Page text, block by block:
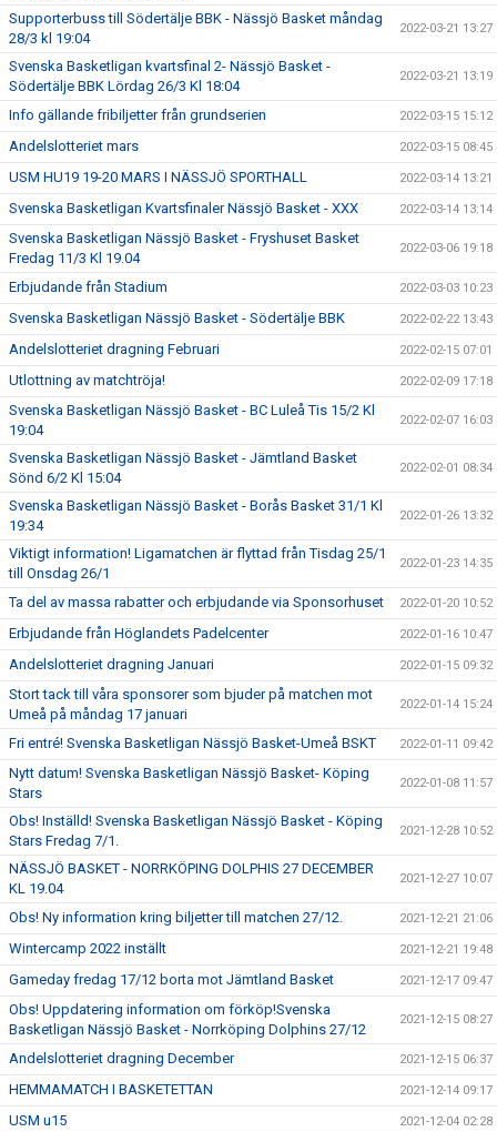
Supporterbuss till Södertälje BBK - Nässjö Basket måndag
28/3 kl 19:04
2022-03-21 13:27
Svenska Basketligan kvartsfinal 2- Nässjö Basket -
Södertälje BBK Lördag 26/3 Kl 18:04
2022-03-21 13:19
Info gällande fribiljetter från grundserien 2022-03-15 15:12
Andelslotteriet mars 2022-03-15 08:45
USM HU19 19-20 MARS I NÄSSJÖ SPORTHALL 2022-03-14 13:21
Svenska Basketligan Kvartsfinaler Nässjö Basket - XXX 2022-03-14 13:14
Svenska Basketligan Nässjö Basket - Fryshuset Basket
Fredag 11/3 Kl 19.04
2022-03-06 19:18
Erbjudande från Stadium 2022-03-03 10:23
Svenska Basketligan Nässjö Basket - Södertälje BBK 2022-02-22 13:43
Andelslotteriet dragning Februari 2022-02-15 07:01
Utlottning av matchtröja! 2022-02-09 17:18
Svenska Basketligan Nässjö Basket - BC Luleå Tis 15/2 Kl
19:04
2022-02-07 16:03
Svenska Basketligan Nässjö Basket - Jämtland Basket
Sönd 6/2 Kl 15:04
2022-02-01 08:34
Svenska Basketligan Nässjö Basket - Borås Basket 31/1 Kl
19:34
2022-01-26 13:32
Viktigt information! Ligamatchen är flyttad från Tisdag 25/1
till Onsdag 26/1
2022-01-23 14:35
Ta del av massa rabatter och erbjudande via Sponsorhuset 2022-01-20 10:52
Erbjudande från Höglandets Padelcenter 2022-01-16 10:47
Andelslotteriet dragning Januari 2022-01-15 09:32
Stort tack till våra sponsorer som bjuder på matchen mot
Umeå på måndag 17 januari
2022-01-14 15:24
Fri entré! Svenska Basketligan Nässjö Basket-Umeå BSKT 2022-01-11 09:42
Nytt datum! Svenska Basketligan Nässjö Basket- Köping
Stars
2022-01-08 11:57
Obs! Inställd! Svenska Basketligan Nässjö Basket - Köping
Stars Fredag 7/1.
2021-12-28 10:52
NÄSSJÖ BASKET - NORRKÖPING DOLPHIS 27 DECEMBER
KL 19.04
2021-12-27 10:07
Obs! Ny information kring biljetter till matchen 27/12. 2021-12-21 21:06
Wintercamp 2022 inställt 2021-12-21 19:48
Gameday fredag 17/12 borta mot Jämtland Basket 2021-12-17 09:47
Obs! Uppdatering information om förköp!Svenska
Basketligan Nässjö Basket - Norrköping Dolphins 27/12
2021-12-15 08:27
Andelslotteriet dragning December 2021-12-15 06:37
HEMMAMATCH I BASKETETTAN 2021-12-14 09:17
USM u15 2021-12-04 02:28